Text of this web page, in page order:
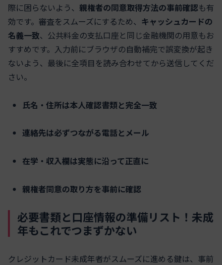
際に困らないよう、 親権者の同意取得方法の事前確認も有
効です。審査をスムーズにするため、 キャッシュカードの
名義一致、公共料金の支払口座と同じ金融機関の用意もお
すすめです。入力前にブラウザの自動補完で誤変換が起き
ないよう、最後に全項目を読み合わせてから送信してくだ
さい。
氏名・住所は本人確認書類と完全一致
連絡先は必ずつながる電話とメール
在学・収入欄は実態に沿って正直に
親権者同意の取り方を事前に確認
必要書類と口座情報の準備リスト！未成
年もこれでつまずかない
クレジットカード未成年者がスムーズに進める鍵は、事前